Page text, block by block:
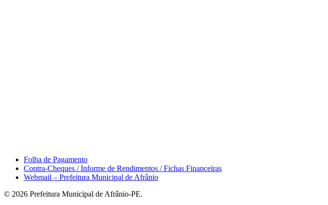
Folha de Pagamento
Contra-Cheques / Informe de Rendimentos / Fichas Financeiras
Webmail – Prefeitura Municipal de Afrânio
© 2026 Prefeitura Municipal de Afrânio-PE.